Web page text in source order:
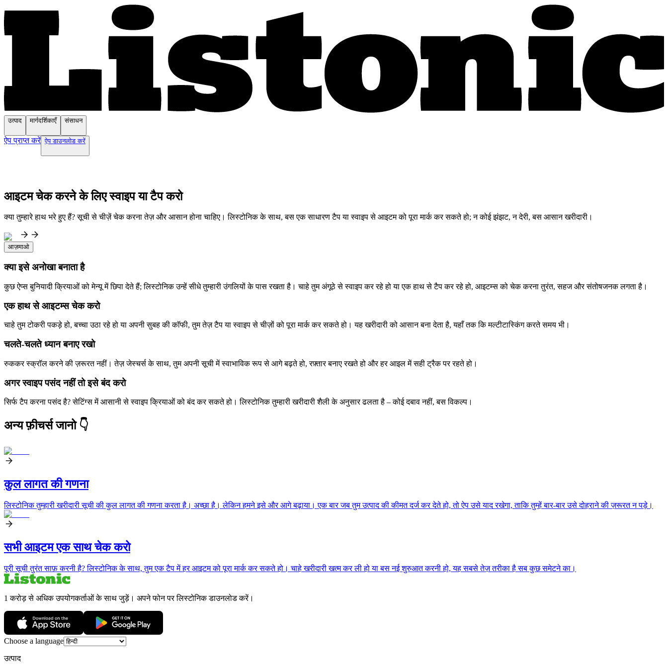
उत्पाद मार्गदर्शिकाएँ संसाधन
ऐप प्राप्त करें ऐप डाउनलोड करें
आइटम चेक करने के लिए स्वाइप या टैप करो
क्या तुम्हारे हाथ भरे हुए हैं? सूची से चीज़ें चेक करना तेज़ और आसान होना चाहिए। लिस्टोनिक के साथ, बस एक साधारण टैप या स्वाइप से आइटम को पूरा मार्क कर सकते हो; न कोई झंझट, न देरी, बस आसान खरीदारी।
आज़माओ
क्या इसे अनोखा बनाता है
कुछ ऐप्स बुनियादी क्रियाओं को मेन्यू में छिपा देते हैं; लिस्टोनिक उन्हें सीधे तुम्हारी उंगलियों के पास रखता है। चाहे तुम अंगूठे से स्वाइप कर रहे हो या एक हाथ से टैप कर रहे हो, आइटम्स को चेक करना तुरंत, सहज और संतोषजनक लगता है।
एक हाथ से आइटम्स चेक करो
चाहे तुम टोकरी पकड़े हो, बच्चा उठा रहे हो या अपनी सुबह की कॉफी, तुम तेज़ टैप या स्वाइप से चीज़ों को पूरा मार्क कर सकते हो। यह खरीदारी को आसान बना देता है, यहाँ तक कि मल्टीटास्किंग करते समय भी।
चलते-चलते ध्यान बनाए रखो
रुककर स्क्रॉल करने की ज़रूरत नहीं। तेज़ जेस्चर्स के साथ, तुम अपनी सूची में स्वाभाविक रूप से आगे बढ़ते हो, रफ़्तार बनाए रखते हो और हर आइल में सही ट्रैक पर रहते हो।
अगर स्वाइप पसंद नहीं तो इसे बंद करो
सिर्फ टैप करना पसंद है? सेटिंग्स में आसानी से स्वाइप क्रियाओं को बंद कर सकते हो। लिस्टोनिक तुम्हारी खरीदारी शैली के अनुसार ढलता है – कोई दबाव नहीं, बस विकल्प।
अन्य फ़ीचर्स जानो 👇
कुल लागत की गणना
लिस्टोनिक तुम्हारी खरीदारी सूची की कुल लागत की गणना करता है। अच्छा है। लेकिन हमने इसे और आगे बढ़ाया। एक बार जब तुम उत्पाद की कीमत दर्ज कर देते हो, तो ऐप उसे याद रखेगा, ताकि तुम्हें बार-बार उसे दोहराने की ज़रूरत न पड़े।
सभी आइटम एक साथ चेक करो
पूरी सूची तुरंत साफ़ करनी है? लिस्टोनिक के साथ, तुम एक टैप में हर आइटम को पूरा मार्क कर सकते हो। चाहे खरीदारी खत्म कर ली हो या बस नई शुरुआत करनी हो, यह सबसे तेज़ तरीका है सब कुछ समेटने का।
1 करोड़ से अधिक उपयोगकर्ताओं के साथ जुड़ें। अपने फोन पर लिस्टोनिक डाउनलोड करें।
Choose a language
उत्पाद